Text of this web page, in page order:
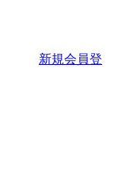
新規会員登